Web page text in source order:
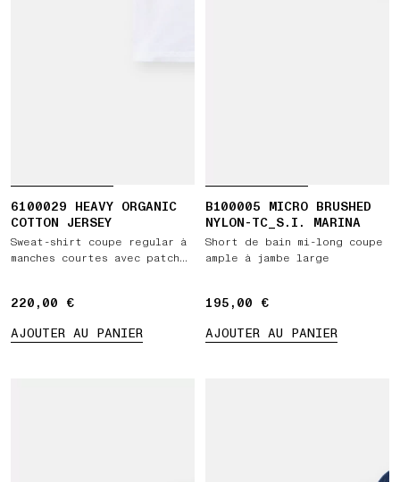
6100029 HEAVY ORGANIC
COTTON JERSEY
Sweat-shirt coupe regular à
manches courtes avec patch
220,00 €
220,00 €
AJOUTER AU PANIER
B100005 MICRO BRUSHED
NYLON-TC_S.I. MARINA
Short de bain mi-long coupe
ample à jambe large
195,00 €
195,00 €
AJOUTER AU PANIER